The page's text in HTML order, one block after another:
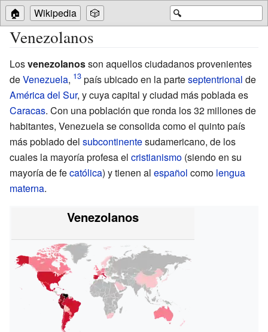
🔍
🏠 Wikipedia 🎲
Venezolanos
Losvenezolanosson aquellos ciudadanos provenientes
deVenezuela, país ubicado en la parteseptentrional de
América del Sur, y cuya capital y ciudad más poblada es
Caracas. Con una población que ronda los 32 millones de
habitantes, Venezuela se consolida como el quinto país
más poblado del subcontinentesudamericano, de los
cuales la mayoría profesa el cristianismo (siendo en su
mayoría de fecatólica) y tienen al español como lengua
materna.
Venezolanos